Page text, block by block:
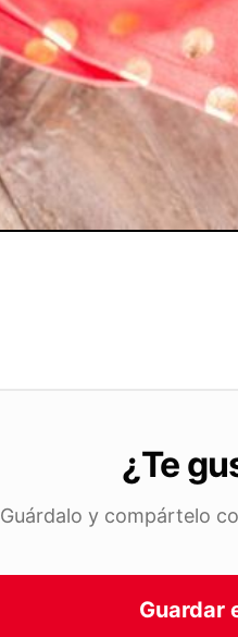
¿Te
Guárdalo y compártelo
Guardar